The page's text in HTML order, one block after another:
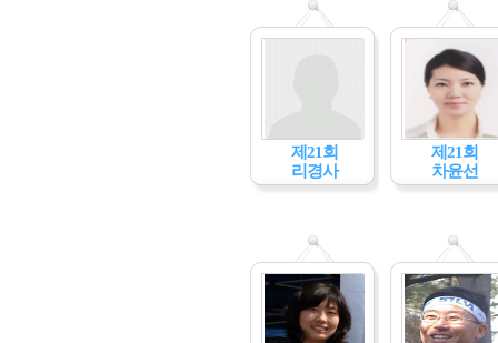
제21회
리경사
제21회
차윤선